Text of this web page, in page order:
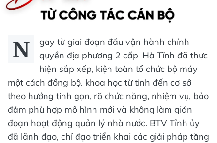
N
gay từ giai đoạn đầu vận hành chính
quyền địa phương 2 cấp, Hà Tĩnh đã thực
hiện sắp xếp, kiện toàn tổ chức bộ máy
một cách đồng bộ, khoa học từ tỉnh đến cơ sở
theo hướng tinh gọn, rõ chức năng, nhiệm vụ, bảo
đảm phù hợp mô hình mới và không làm gián
đoạn hoạt động quản lý nhà nước. BTV Tỉnh ủy
đã lãnh đạo, chỉ đạo triển khai các giải pháp tăng